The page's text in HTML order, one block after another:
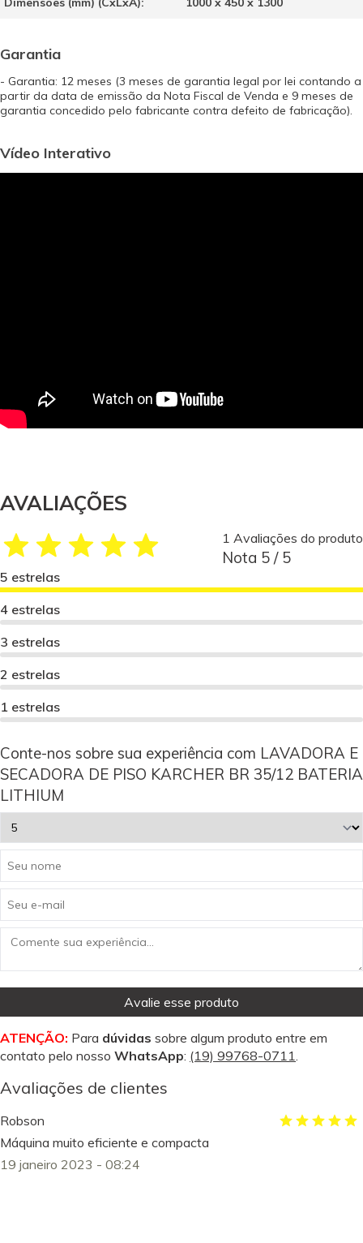
Garantia
- Garantia: 12 meses (3 meses de garantia legal por lei contando a
partir da data de emissão da Nota Fiscal de Venda e 9 meses de
garantia concedido pelo fabricante contra defeito de fabricação).
Vídeo Interativo
AVALIAÇÕES
1 Avaliações do produto
Nota 5 / 5
5 estrelas
4 estrelas
3 estrelas
2 estrelas
1 estrelas
Conte-nos sobre sua experiência com LAVADORA E
SECADORA DE PISO KARCHER BR 35/12 BATERIA
LITHIUM
Avalie esse produto
ATENÇÃO: Para dúvidas sobre algum produto entre em
contato pelo nosso WhatsApp: (19) 99768-0711
Avaliações de clientes
Robson
Máquina muito eficiente e compacta
19 janeiro 2023 - 08:24